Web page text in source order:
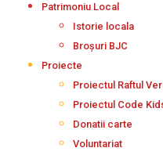
Patrimoniu Local
Istorie locala
Broșuri BJC
Proiecte
Proiectul Raftul
Proiectul Code
Donatii carte
Voluntariat